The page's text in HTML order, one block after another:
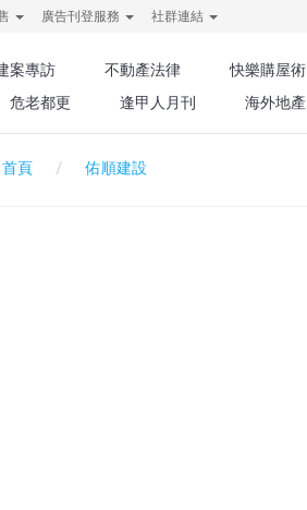
廣告刊登服務 社群連結
案專訪 不動產法律 快樂購屋術
危老都更 逢甲人月刊 海外地產
首頁 佑順建設